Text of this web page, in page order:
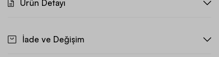
Ürün Detayı
İade ve Değişim